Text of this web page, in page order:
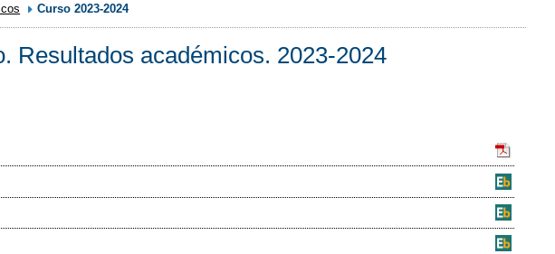
Curso 2023-2024
Resultados académicos. 2023-2024